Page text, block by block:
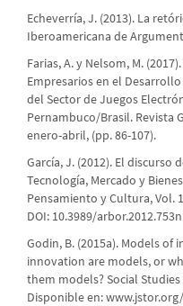
Echeverría, J. (2013). La
Iberoamericana de
Farias, A. y Nelsom, M.
Empresarios en el
del Sector de Juegos
Pernambuco/Brasil. Revista
enero-abril, (pp. 86-107).
García, J. (2012). El
Tecnología, Mercado y
Pensamiento y Cultura, Vol.
DOI: 10.3989/
Godin, B. (2015a). Models
innovation are models, or
them models? Social Studies
Disponible en: